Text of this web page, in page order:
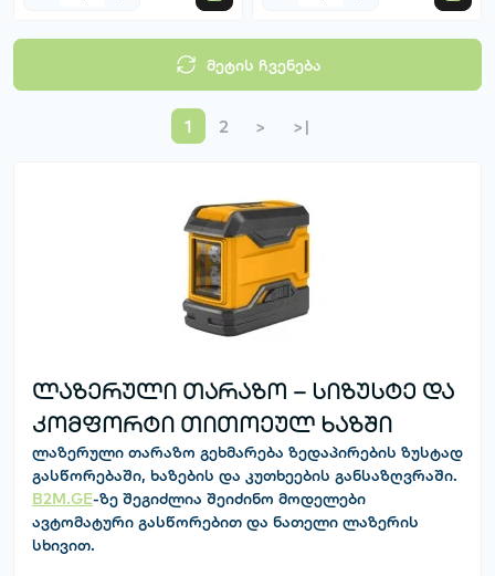
მეტის ჩვენება
1 2 > >|
ლაზერული თარაზო – სიზუსტე და
კომფორტი თითოეულ ხაზში
ლაზერული თარაზო გეხმარება ზედაპირების ზუსტად
გასწორებაში, ხაზების და კუთხეების განსაზღვრაში.
B2M.GE-ზე შეგიძლია შეიძინო მოდელები
ავტომატური გასწორებით და ნათელი ლაზერის
სხივით.